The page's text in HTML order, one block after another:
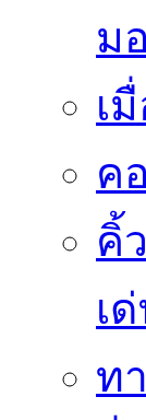
ม
เ
ค
คิ้
เ
ท